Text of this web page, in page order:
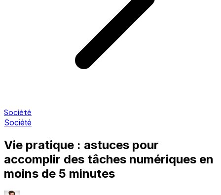
Société
Société
Vie pratique : astuces pour
accomplir des tâches numériques en
moins de 5 minutes